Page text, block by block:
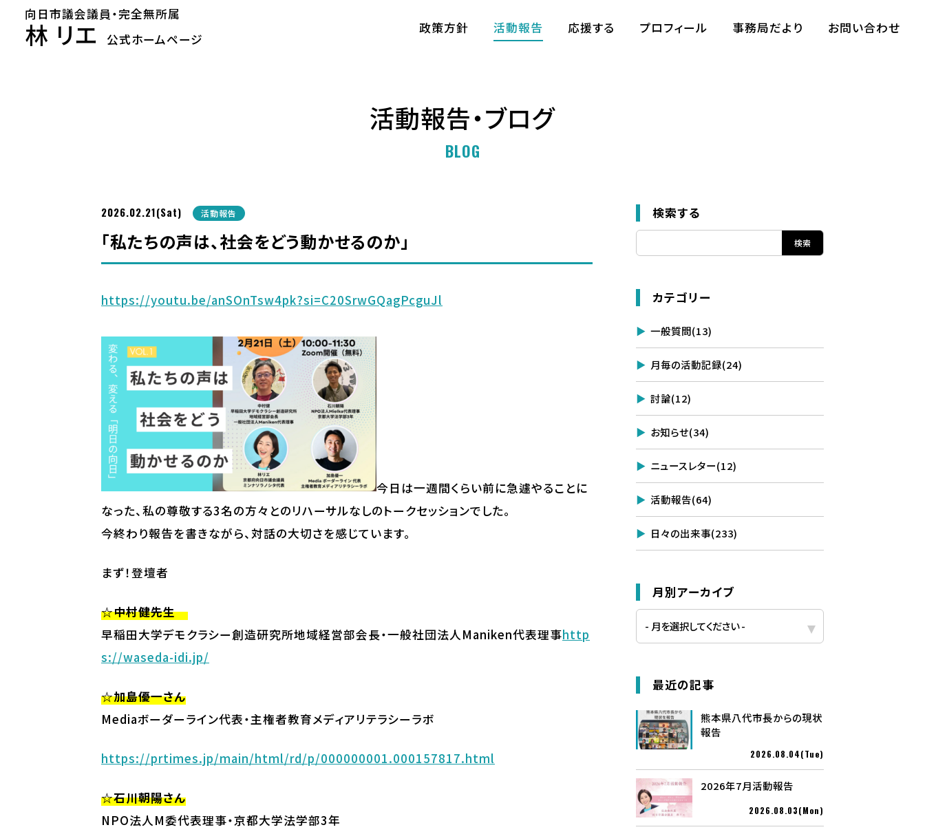
向日市議会議員・完全無所属
林 リエ 公式ホームページ
政策方針 活動報告 応援する プロフィール 事務局だより お問い合わせ
活動報告・ブログ
BLOG
2026.02.21(Sat) 活動報告
「私たちの声は、社会をどう動かせるのか」
https://youtu.be/anSOnTsw4pk?si=C20SrwGQagPcguJl
今日は一週間くらい前に急遽やることに
なった、私の尊敬する3名の方々とのリハーサルなしのトークセッションでした。
今終わり報告を書きながら、対話の大切さを感じています。
まず！登壇者
☆中村健先生
早稲田大学デモクラシー創造研究所地域経営部会長・一般社団法人Maniken代表理事http
s://waseda-idi.jp/
☆加島優一さん
Mediaボーダーライン代表・主権者教育メディアリテラシーラボ
https://prtimes.jp/main/html/rd/p/000000001.000157817.html
☆石川朝陽さん
NPO法人M委代表理事・京都大学法学部3年
検索する
カテゴリー
一般質問(13)
月毎の活動記録(24)
討論(12)
お知らせ(34)
ニュースレター(12)
活動報告(64)
日々の出来事(233)
月別アーカイブ
最近の記事
熊本県八代市長からの現状
報告
2026.08.04(Tue)
2026年7月活動報告
2026.08.03(Mon)